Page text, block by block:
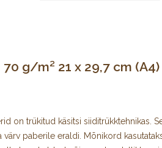
g/m² 21 x 29,7 cm (A4)
on trükitud käsitsi siiditrükktehnikas.
paberile eraldi. Mõnikord